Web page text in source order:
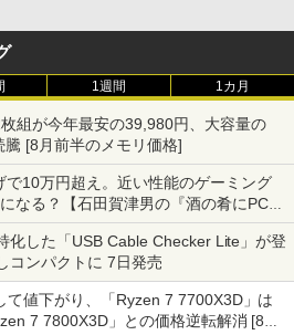
1週間 1カ月
組が今年最安の39,980円、大容量の
騰 [8月前半のメモリ価格]
で10万円超え。近い性能のゲーミング
なる？【石田賀津男の『酒の肴にPCゲ
化した「USB Cable Checker Lite」が登
コンパクトに 7日発売
て値下がり、「Ryzen 7 7700X3D」は
7 7800X3D」との価格逆転解消 [8月